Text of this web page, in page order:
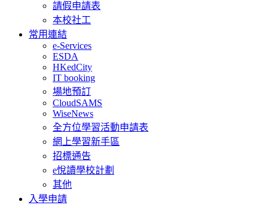
請假申請表
本校社工
常用連結
e-Services
ESDA
HKedCity
IT booking
場地預訂
CloudSAMS
WiseNews
全方位學習活動申請表
網上學習新手區
招標通告
e悅讀學校計劃
其他
入學申請